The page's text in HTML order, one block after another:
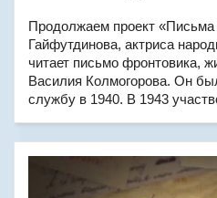
Продолжаем проект
Гайфутдинова, актриса
читает письмо фронтовика,
Василия Колмогорова. Он
службу в 1940. В 1943